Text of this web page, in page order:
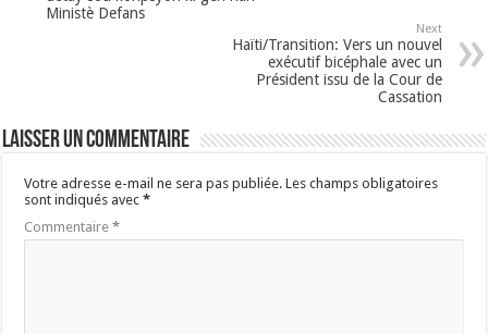
Ministè Defans
Next
Haïti/Transition: Vers un nouvel
exécutif bicéphale avec un
Président issu de la Cour de
Cassation
Laisser un commentaire
Votre adresse e-mail ne sera pas publiée. Les champs obligatoires
sont indiqués avec*
Commentaire*